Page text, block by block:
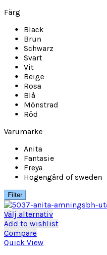
Färg
Black
Brun
Schwarz
Svart
Vit
Beige
Rosa
Blå
Mönstrad
Röd
Varumärke
Anita
Fantasie
Freya
Hogengård of sweden
Filter
Välj alternativDen
här
Add to wishlist
Compare
Quick View